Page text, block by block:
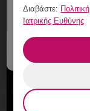
υπηρεσία και
WomanHood Clinic
Διαβάστε:
Ιατρικής Ευθύνης